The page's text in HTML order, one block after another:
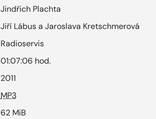
Jindřich Plachta
Jiří Lábus a Jaroslava Kretschmerová
Radioservis
01:07:06 hod.
2011
MP3
62 MiB